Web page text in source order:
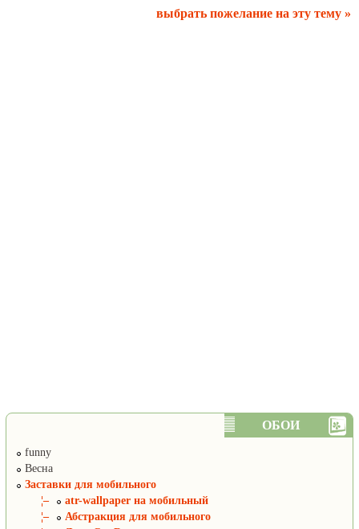
выбрать пожелание на эту тему »
ОБОИ
funny
Весна
Заставки для мобильного
¦–
atr-wallpaper на мобильный
¦–
Абстракция для мобильного